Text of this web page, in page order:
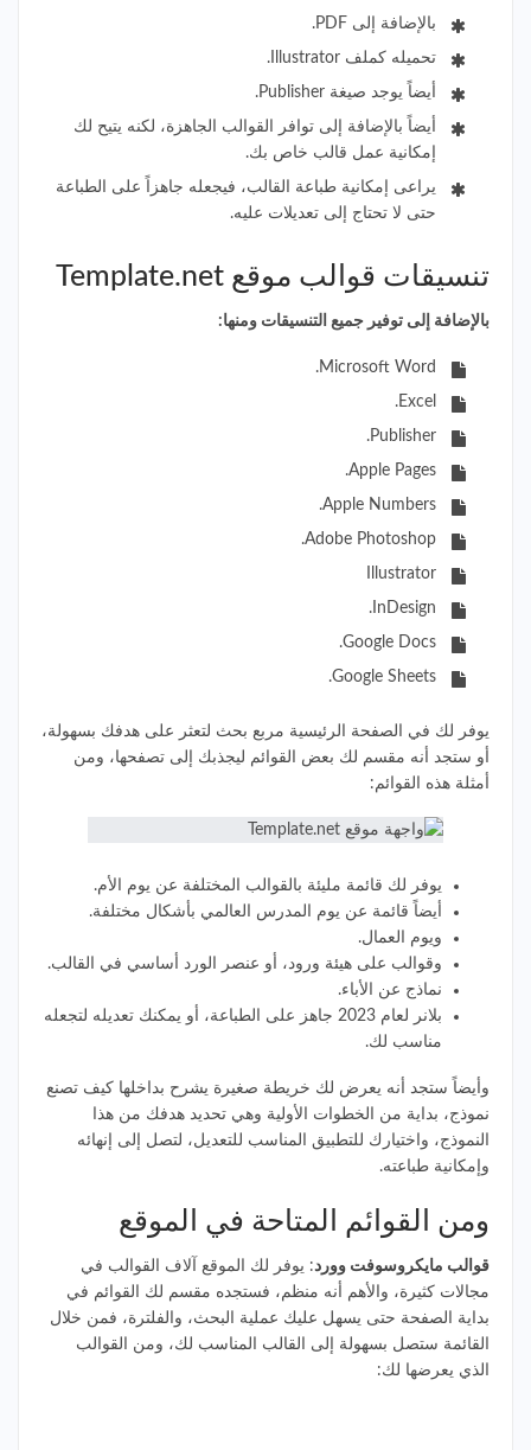
بالإضافة إلى PDF.
تحميله كملف Illustrator.
أيضاً يوجد صيغة Publisher.
أيضاً بالإضافة إلى توافر القوالب الجاهزة، لكنه يتيح لك
إمكانية عمل قالب خاص بك.
يراعى إمكانية طباعة القالب، فيجعله جاهزاً على الطباعة
حتى لا تحتاج إلى تعديلات عليه.
تنسيقات قوالب موقع Template.net
بالإضافة إلى توفير جميع التنسيقات ومنها:
Microsoft Word.
Excel.
Publisher.
Apple Pages.
Apple Numbers.
Adobe Photoshop.
Illustrator
InDesign.
Google Docs.
Google Sheets.
يوفر لك في الصفحة الرئيسية مربع بحث لتعثر على هدفك بسهولة،
أو ستجد أنه مقسم لك بعض القوائم ليجذبك إلى تصفحها، ومن
أمثلة هذه القوائم:
يوفر لك قائمة مليئة بالقوالب المختلفة عن يوم الأم.
أيضاً قائمة عن يوم المدرس العالمي بأشكال مختلفة.
ويوم العمال.
وقوالب على هيئة ورود، أو عنصر الورد أساسي في القالب.
نماذج عن الأباء.
بلانر لعام 2023 جاهز على الطباعة، أو يمكنك تعديله لتجعله
مناسب لك.
وأيضاً ستجد أنه يعرض لك خريطة صغيرة يشرح بداخلها كيف تصنع
نموذج، بداية من الخطوات الأولية وهي تحديد هدفك من هذا
النموذج، واختيارك للتطبيق المناسب للتعديل، لتصل إلى إنهائه
وإمكانية طباعته.
ومن القوائم المتاحة في الموقع
قوالب مايكروسوفت وورد: يوفر لك الموقع آلاف القوالب في
مجالات كثيرة، والأهم أنه منظم، فستجده مقسم لك القوائم في
بداية الصفحة حتى يسهل عليك عملية البحث، والفلترة، فمن خلال
القائمة ستصل بسهولة إلى القالب المناسب لك، ومن القوالب
الذي يعرضها لك: